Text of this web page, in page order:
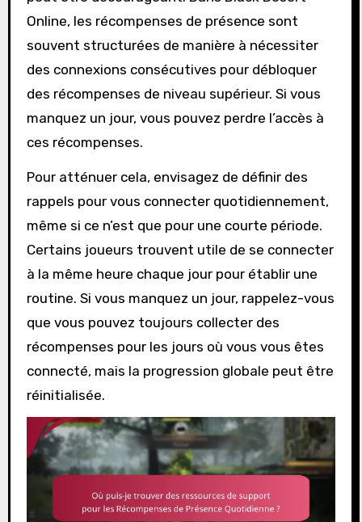
Online, les récompenses de présence sont
souvent structurées de manière à nécessiter
des connexions consécutives pour débloquer
des récompenses de niveau supérieur. Si vous
manquez un jour, vous pouvez perdre l’accès à
ces récompenses.
Pour atténuer cela, envisagez de définir des
rappels pour vous connecter quotidiennement,
même si ce n’est que pour une courte période.
Certains joueurs trouvent utile de se connecter
à la même heure chaque jour pour établir une
routine. Si vous manquez un jour, rappelez-vous
que vous pouvez toujours collecter des
récompenses pour les jours où vous vous êtes
connecté, mais la progression globale peut être
réinitialisée.